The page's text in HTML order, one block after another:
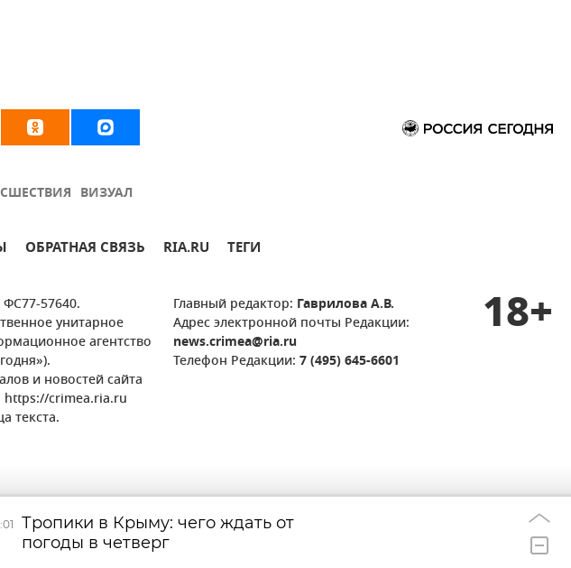
ВИЗУАЛ
ОБРАТНАЯ СВЯЗЬ RIA.RU ТЕГИ
57640.
унитарное
агентство
и новостей сайта
crimea.ria.ru
текста.
Главный редактор: Гаврилова А.В.
Адрес электронной почты Редакции:
news.crimea@ria.ru
Телефон Редакции: 7 (495) 645-6601
18+
Тропики в Крыму: чего ждать от
погоды в четверг
Какой сегодня